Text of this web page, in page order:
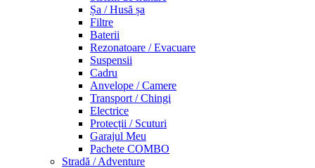
Șa / Husă șa
Filtre
Baterii
Rezonatoare / Evacuare
Suspensii
Cadru
Anvelope / Camere
Transport / Chingi
Electrice
Protecții / Scuturi
Garajul Meu
Pachete COMBO
Stradă / Adventure